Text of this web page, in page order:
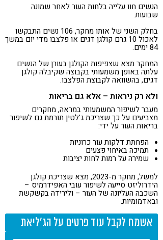
הנשים חוו עלייה בלחות העור לאחר שמונה
שבועות.
בחלק השני של אותו מחקר, 106 נשים התבקשו
לאכול 10 גרם קולגן דגים או פלצבו מדי יום במשך
84 ימים.
המחקר מצא שצפיפות הקולגן בעורן של הנשים
עלתה באופן משמעותי בקבוצה שקיבלה קולגן
דגים, בהשוואה לקבוצת הפלצבו.
ולא רק ניראות – אלא גם בריאות
מעבר לשיפור המשמעותי במראה, מחקרים
מצביעים על כך שצריכת ג'לטין תורמת גם לשיפור
בריאות העור על ידי:
הפחתת דלקות עור כרוניות
תמיכה באיחוי פצעים
שמירה על רמות לחות יציבות
למשל, מחקר מ-2023, מצא שצריכת קולגן
הידרוליזט סייעה לשיפור עובי האפידרמיס –
השכבה העליונה של העור – ולירידה בקשקשת
ובאדמומיות.
אשמח לקבל עוד פרטים על הג'ליאת